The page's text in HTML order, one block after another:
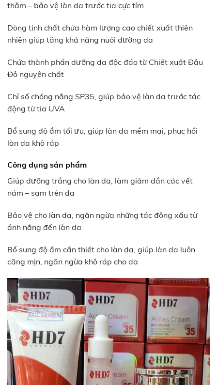
thâm – bảo vệ làn da trước tia cực tím
Dòng tinh chất chứa hàm lượng cao chiết xuất thiên
nhiên giúp tăng khả năng nuôi dưỡng da
Chứa thành phần dưỡng da độc đáo từ Chiết xuất Đậu
Đỏ nguyên chất
Chỉ số chống nắng SP35, giúp bảo vệ làn da trước tác
động từ tia UVA
Bổ sung độ ẩm tối ưu, giúp làn da mềm mại, phục hồi
làn da khô ráp
Công dụng sản phẩm
Giúp dưỡng trắng cho làn da, làm giảm dần các vết
nám – sạm trên da
Bảo vệ cho làn da, ngăn ngừa những tác động xấu từ
ánh nắng đến làn da
Bổ sung độ ẩm cần thiết cho làn da, giúp làn da luôn
căng mịn, ngăn ngừa khô ráp cho da